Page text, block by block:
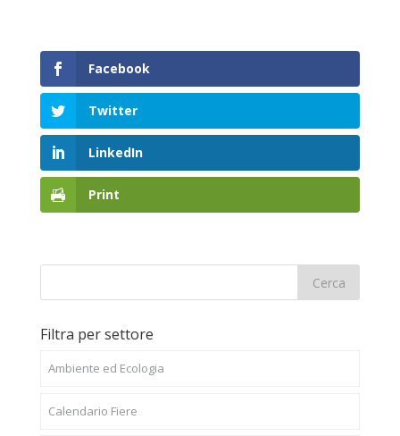
Facebook
Twitter
LinkedIn
Print
Filtra per settore
Ambiente ed Ecologia
Calendario Fiere